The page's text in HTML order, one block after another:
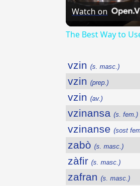
Watch on
The Best Way to
vzin (s. masc.)
vzin (prep.)
vzin (av.)
vzinansa (s. fem.)
vzinanse (sost
zabò (s. masc.)
zàfir (s. masc.)
zafran (s. masc.)